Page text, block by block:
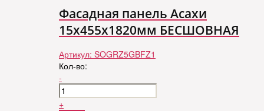
Фасадная панель Асахи
15х455х1820мм БЕСШОВНАЯ
Артикул: SOGRZ5GBFZ1
Кол-во:
-
+